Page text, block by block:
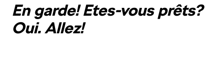
En garde! Etes-vous prêts?
Oui. Allez!